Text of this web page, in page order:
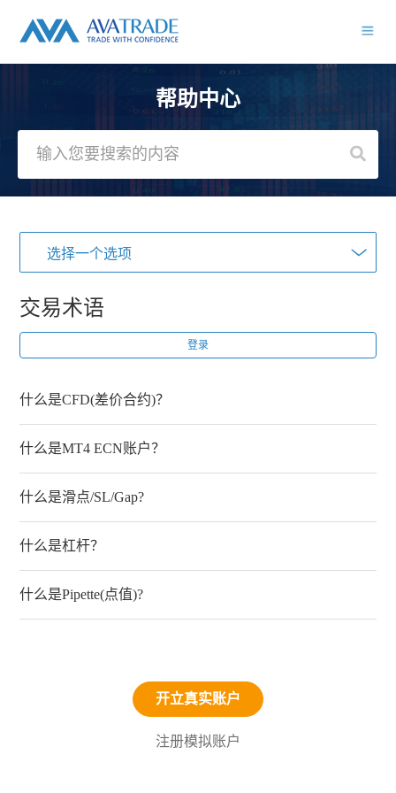
帮助中心
选择一个选项
交易术语
登录
什么是CFD(差价合约)？
什么是MT4 ECN账户？
什么是滑点/SL/Gap?
什么是杠杆？
什么是Pipette(点值)?
开立真实账户
注册模拟账户